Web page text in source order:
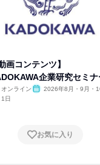
画コンテンツ】
企業研究セミナ
オンライン
2026年8月・9月・
1日
お気に入り